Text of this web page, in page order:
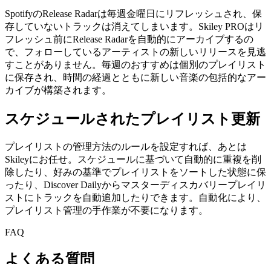
SpotifyのRelease Radarは毎週金曜日にリフレッシュされ、保
存していないトラックは消えてしまいます。Skiley PROはリ
フレッシュ前にRelease Radarを自動的にアーカイブするの
で、フォローしているアーティストの新しいリリースを見逃
すことがありません。毎週のおすすめは個別のプレイリスト
に保存され、時間の経過とともに新しい音楽の包括的なアー
カイブが構築されます。
スケジュールされたプレイリスト更新
プレイリストの管理方法のルールを設定すれば、あとは
Skileyにお任せ。スケジュールに基づいて自動的に重複を削
除したり、好みの基準でプレイリストをソートした状態に保
ったり、Discover Dailyからマスターディスカバリープレイリ
ストにトラックを自動追加したりできます。自動化により、
プレイリスト管理の手作業が不要になります。
FAQ
よくある質問